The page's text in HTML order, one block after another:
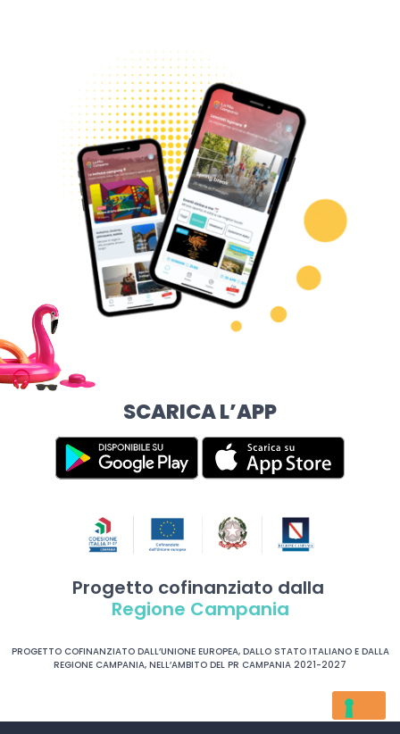
SCARICA L’APP
Progetto cofinanziato dalla
Regione Campania
PROGETTO COFINANZIATO DALL’UNIONE EUROPEA, DALLO STATO ITALIANO E DALLA
REGIONE CAMPANIA, NELL’AMBITO DEL PR CAMPANIA 2021-2027